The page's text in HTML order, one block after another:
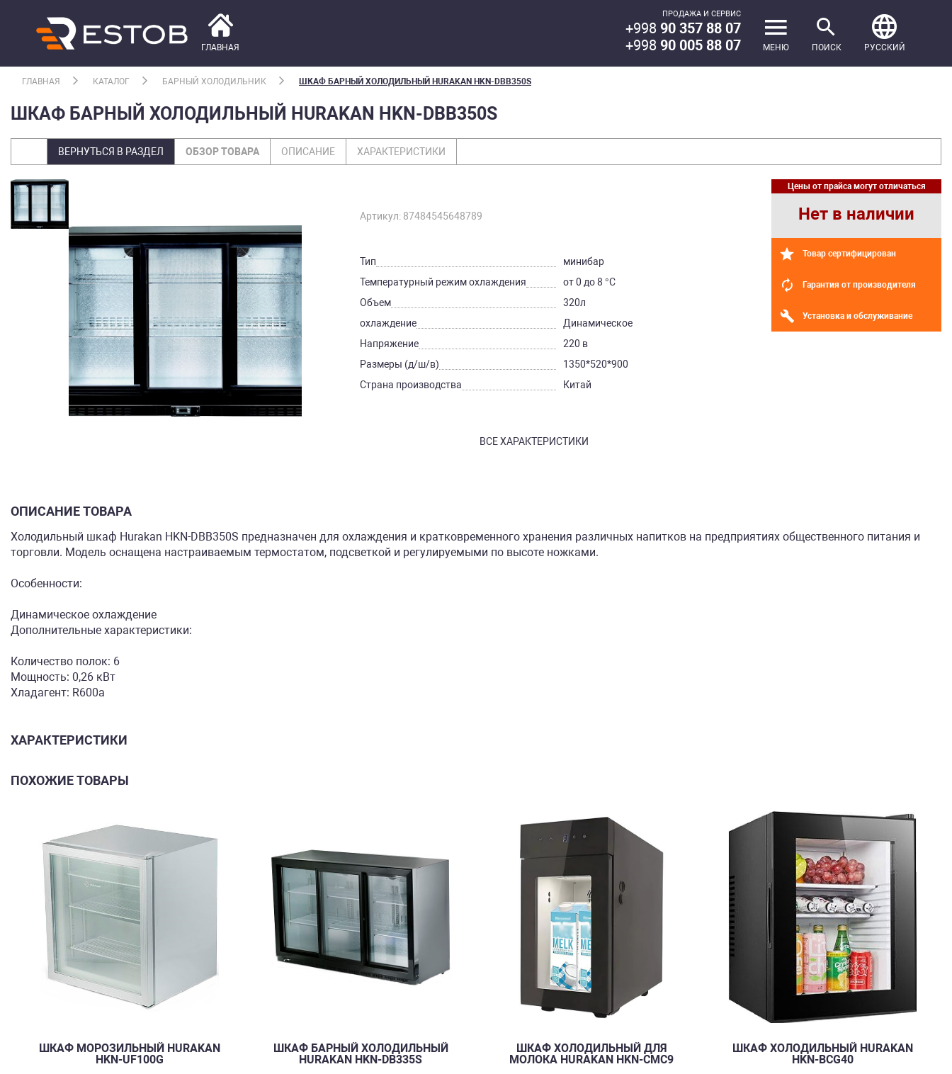
ГЛАВНАЯ
ПРОДАЖА И СЕРВИС
+998 90 357 88 07
+998 90 005 88 07 МЕНЮ ПОИСК РУССКИЙ
ГЛАВНАЯ КАТАЛОГ БАРНЫЙ ХОЛОДИЛЬНИК ШКАФ БАРНЫЙ ХОЛОДИЛЬНЫЙ HURAKAN HKN-DBB350S
ШКАФ БАРНЫЙ ХОЛОДИЛЬНЫЙ HURAKAN HKN-DBB350S
ВЕРНУТЬСЯ В РАЗДЕЛ ОБЗОР ТОВАРА ОПИСАНИЕ ХАРАКТЕРИСТИКИ
Артикул: 87484545648789
Тип
минибар
Температурный режим охлаждения
от 0 до 8 °C
Объем
320л
охлаждение
Динамическое
Напряжение
220 в
Размеры (д/ш/в)
1350*520*900
Страна производства
Китай
ВСЕ ХАРАКТЕРИСТИКИ
Цены от прайса могут отличаться
Нет в наличии
Товар сертифицирован
Гарантия от производителя
Установка и обслуживание
ОПИСАНИЕ ТОВАРА
Холодильный шкаф Hurakan HKN-DBB350S предназначен для охлаждения и кратковременного хранения различных напитков на предприятиях общественного питания и
торговли. Модель оснащена настраиваемым термостатом, подсветкой и регулируемыми по высоте ножками.
Особенности:
Динамическое охлаждение
Дополнительные характеристики:
Количество полок: 6
Мощность: 0,26 кВт
Хладагент: R600a
ХАРАКТЕРИСТИКИ
ПОХОЖИЕ ТОВАРЫ
ШКАФ МОРОЗИЛЬНЫЙ HURAKAN
HKN-UF100G
ШКАФ БАРНЫЙ ХОЛОДИЛЬНЫЙ
HURAKAN HKN-DB335S
ШКАФ ХОЛОДИЛЬНЫЙ ДЛЯ
МОЛОКА HURAKAN HKN-CMC9
ШКАФ ХОЛОДИЛЬНЫЙ HURAKAN
HKN-BCG40